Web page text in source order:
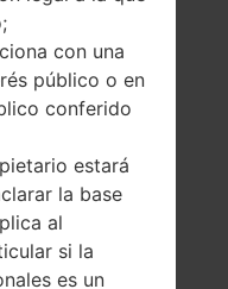
Nextcon una
público o en
conferido
estará
la base
al
si la
es un